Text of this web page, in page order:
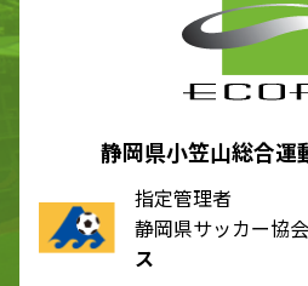
静岡県小笠山総合
指定管理者
静岡県サッカー協
ス